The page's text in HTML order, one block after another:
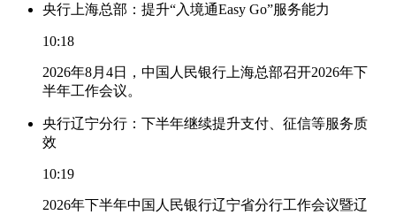
央行上海总部：提升“入境通Easy Go”服务能力
10:18
2026年8月4日，中国人民银行上海总部召开2026年下
半年工作会议。
央行辽宁分行：下半年继续提升支付、征信等服务质
效
10:19
2026年下半年中国人民银行辽宁省分行工作会议暨辽